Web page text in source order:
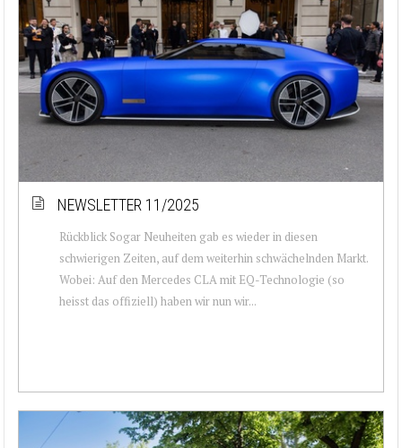
NEWSLETTER 11/2025
Rückblick Sogar Neuheiten gab es wieder in diesen
schwierigen Zeiten, auf dem weiterhin schwächelnden Markt.
Wobei: Auf den Mercedes CLA mit EQ-Technologie (so
heisst das offiziell) haben wir nun wir...